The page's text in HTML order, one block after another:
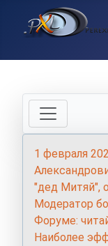
1 февраля
"дед Митяй",
Модератор
Форуме:
Наиболее